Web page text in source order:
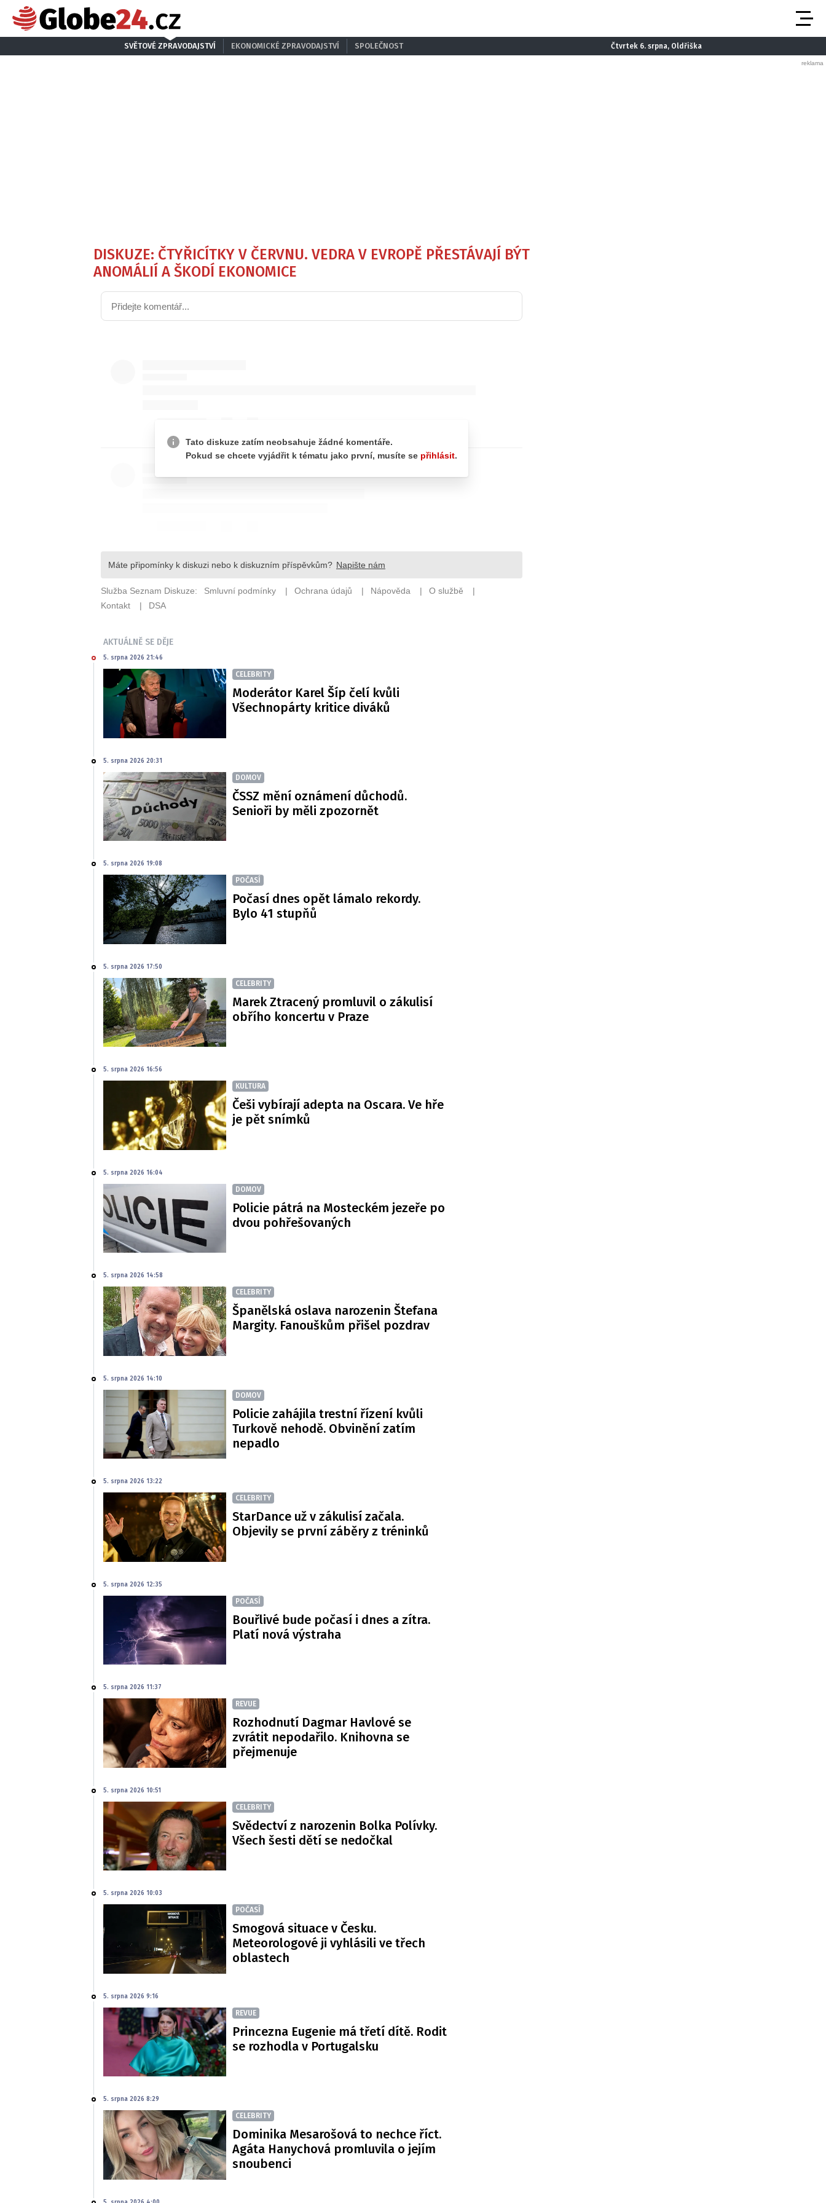
SVĚTOVÉ ZPRAVODAJSTVÍ EKONOMICKÉ ZPRAVODAJSTVÍ SPOLEČNOST Čtvrtek 6. srpna, Oldřiška
DISKUZE: ČTYŘICÍTKY V ČERVNU. VEDRA V EVROPĚ PŘESTÁVAJÍ BÝT
ANOMÁLIÍ A ŠKODÍ EKONOMICE
AKTUÁLNĚ SE DĚJE
5. srpna 2026 21:46
CELEBRITY
Moderátor Karel Šíp čelí kvůli
Všechnopárty kritice diváků
5. srpna 2026 20:31
DOMOV
ČSSZ mění oznámení důchodů.
Senioři by měli zpozornět
5. srpna 2026 19:08
POČASÍ
Počasí dnes opět lámalo rekordy.
Bylo 41 stupňů
5. srpna 2026 17:50
CELEBRITY
Marek Ztracený promluvil o zákulisí
obřího koncertu v Praze
5. srpna 2026 16:56
KULTURA
Češi vybírají adepta na Oscara. Ve hře
je pět snímků
5. srpna 2026 16:04
DOMOV
Policie pátrá na Mosteckém jezeře po
dvou pohřešovaných
5. srpna 2026 14:58
CELEBRITY
Španělská oslava narozenin Štefana
Margity. Fanouškům přišel pozdrav
5. srpna 2026 14:10
DOMOV
Policie zahájila trestní řízení kvůli
Turkově nehodě. Obvinění zatím
nepadlo
5. srpna 2026 13:22
CELEBRITY
StarDance už v zákulisí začala.
Objevily se první záběry z tréninků
5. srpna 2026 12:35
POČASÍ
Bouřlivé bude počasí i dnes a zítra.
Platí nová výstraha
5. srpna 2026 11:37
REVUE
Rozhodnutí Dagmar Havlové se
zvrátit nepodařilo. Knihovna se
přejmenuje
5. srpna 2026 10:51
CELEBRITY
Svědectví z narozenin Bolka Polívky.
Všech šesti dětí se nedočkal
5. srpna 2026 10:03
POČASÍ
Smogová situace v Česku.
Meteorologové ji vyhlásili ve třech
oblastech
5. srpna 2026 9:16
REVUE
Princezna Eugenie má třetí dítě. Rodit
se rozhodla v Portugalsku
5. srpna 2026 8:29
CELEBRITY
Dominika Mesarošová to nechce říct.
Agáta Hanychová promluvila o jejím
snoubenci